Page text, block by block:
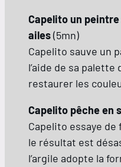
Capelito un
ailes(5mn)
Capelito sauve un
l’aide de sa
restaurer les
Capelito pêche en
Capelito essaye
le résultat est
l’argile adopte la